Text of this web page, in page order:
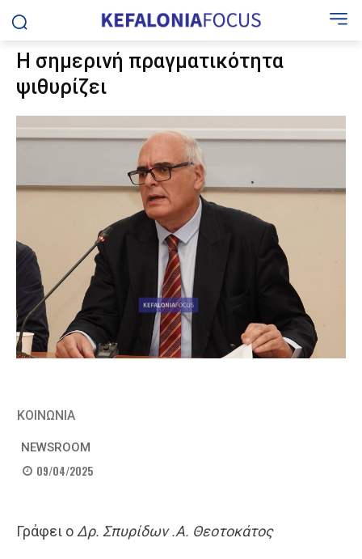
Η σημερινή πραγματικότητα
ψιθυρίζει
ΚΟΙΝΩΝΙΑ
NEWSROOM
09/04/2025
Γράφει οΔρ. Σπυρίδων .Α. Θεοτοκάτος